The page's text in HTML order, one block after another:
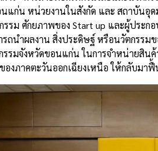
แก่น หน่วยงานในสังกัด และ สถาบันอุ
รม ศักยภาพของ Start up และผู้ประก
ถนำผลงาน สิ่งประดิษฐ์ หรือนวัตกรรม
รมจังหวัดขอนแก่น ในการจำหน่ายสิน
องภาคตะวันออกเฉียงเหนือ ให้กลับมา